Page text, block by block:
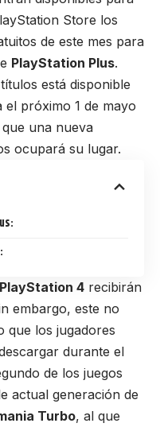
Store los
de este mes para
PlayStation Plus.
está disponible
el próximo 1 de mayo
una nueva
ocupará su lugar.
PlayStation 4 recibirán
embargo, este no
que los jugadores
durante el
de los juegos
actual generación de
Turbo, al que